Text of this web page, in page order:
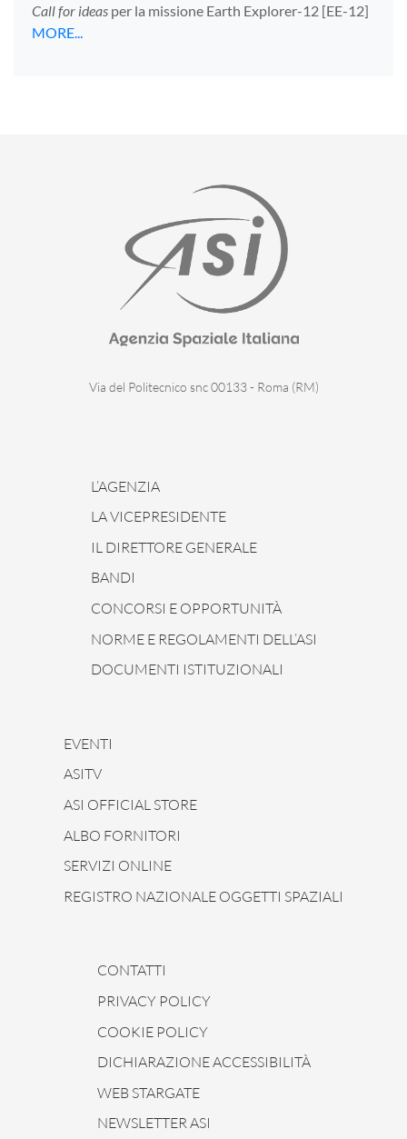
Call for ideas per la missione Earth Explorer-12 [EE-12]
MORE...
Via del Politecnico snc 00133 - Roma (RM)
L’AGENZIA
LA VICEPRESIDENTE
IL DIRETTORE GENERALE
BANDI
CONCORSI E OPPORTUNITÀ
NORME E REGOLAMENTI DELL’ASI
DOCUMENTI ISTITUZIONALI
EVENTI
ASITV
ASI OFFICIAL STORE
ALBO FORNITORI
SERVIZI ONLINE
REGISTRO NAZIONALE OGGETTI SPAZIALI
CONTATTI
PRIVACY POLICY
COOKIE POLICY
DICHIARAZIONE ACCESSIBILITÀ
WEB STARGATE
NEWSLETTER ASI